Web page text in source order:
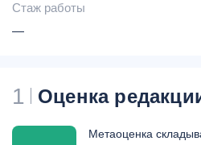
Стаж работы
—
1 Оценка
Метаоценка